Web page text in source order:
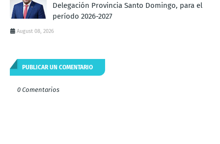
Delegación Provincia Santo Domingo, para el
período 2026-2027
August 08, 2026
PUBLICAR UN COMENTARIO
0 Comentarios